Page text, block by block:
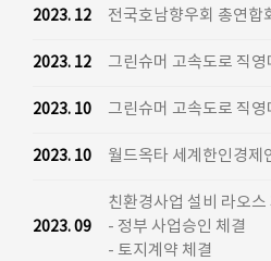
2023. 12 전국호남향우회 총연합
2023. 12 그린슈머 고속도로 직
2023. 10 그린슈머 고속도로 직
2023. 10 월드옥타 세계한인경제
2023. 09
친환경사업 설비 라오스
- 정부 사업승인 체결
- 토지계약 체결